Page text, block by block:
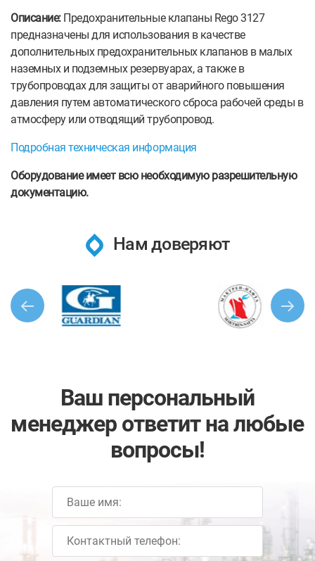
Описание:Предохранительные клапаны Rego 3127
предназначены для использования в качестве
дополнительных предохранительных клапанов в малых
наземных и подземных резервуарах, а также в
трубопроводах для защиты от аварийного повышения
давления путем автоматического сброса рабочей среды в
атмосферу или отводящий трубопровод.
Подробная техническая информация
Оборудование имеет всю необходимую разрешительную
документацию.
Нам доверяют
Ваш персональный
менеджер ответит на любые
вопросы!